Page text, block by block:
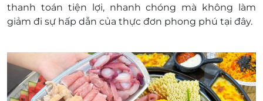
Hà Nội
B2-08, TTTM Hà Nội Centre số 175 Nguyễn Thái Học,
Quảng Trị
L3-05, TTTM Vincom Plaza Đồng Hới, đường Quách
Xuân Kỳ, Phường Đồng Hới, Quảng Trị
thanh toán tiện lợi, nhanh chóng mà không làm
giảm đi sự hấp dẫn của thực đơn phong phú tại đây.